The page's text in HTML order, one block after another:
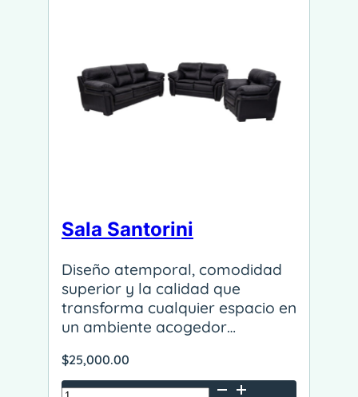
Sala Santorini
Diseño atemporal, comodidad
superior y la calidad que
transforma cualquier espacio en
un ambiente acogedor…
$25,000.00
Sala